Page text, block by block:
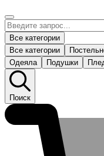
Все категории
Все категории
Одеяла
Подушки
Поиск